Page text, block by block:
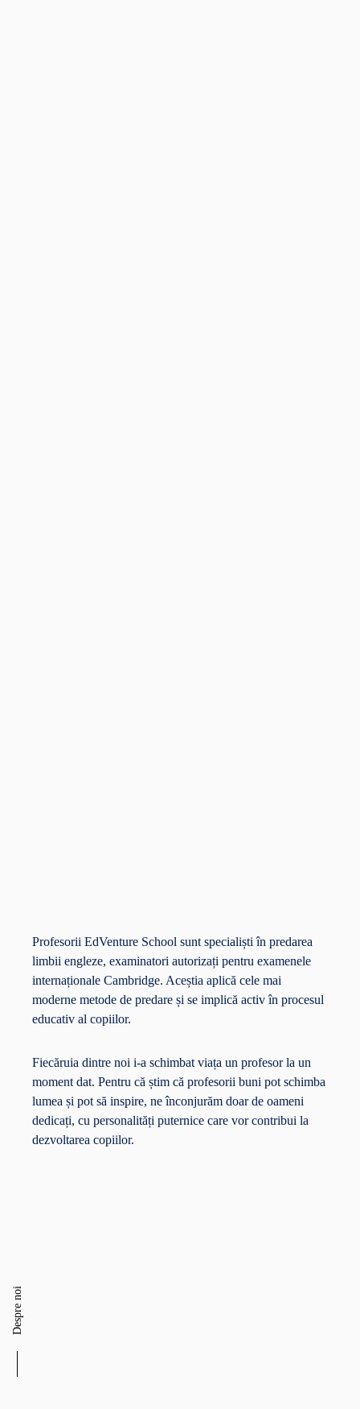
Profesorii EdVenture School sunt specialiști în predarea
limbii engleze, examinatori autorizați pentru examenele
internaționale Cambridge. Aceștia aplică cele mai
moderne metode de predare și se implică activ în procesul
educativ al copiilor.
Fiecăruia dintre noi i-a schimbat viața un profesor la un
moment dat. Pentru că știm că profesorii buni pot schimba
lumea și pot să inspire, ne înconjurăm doar de oameni
dedicați, cu personalități puternice care vor contribui la
dezvoltarea copiilor.
Despre noi